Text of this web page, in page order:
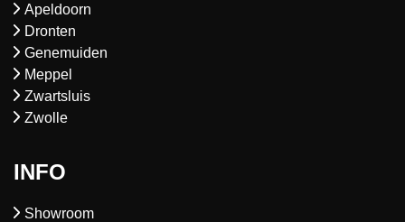
Apeldoorn
Dronten
Genemuiden
Meppel
Zwartsluis
Zwolle
INFO
Showroom